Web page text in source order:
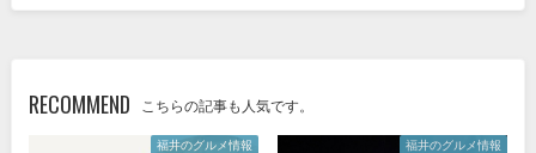
RECOMMEND こちらの記事も人気です。
福井のグルメ情報 福井のグルメ情報